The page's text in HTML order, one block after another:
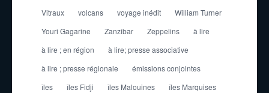
Vitraux
volcans voyage inédit
William Turner
Youri Gagarine
Zanzibar Zeppelins
à lire
à lire ; en région
à lire; presse associative
à lire ; presse régionale
émissions conjointes
îles
îles Fidji îles Malouines
îles Marquises